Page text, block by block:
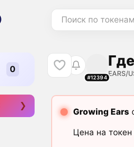
Поиск по
#12394
EARS/
Growing Ears
Цена на токен